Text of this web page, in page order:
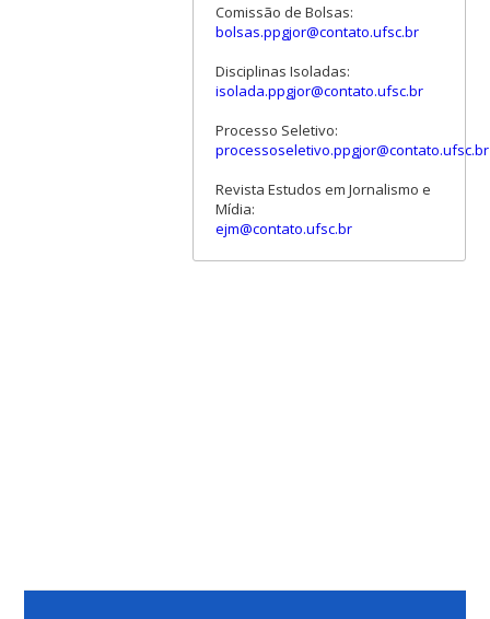
Comissão de Bolsas:
bolsas.ppgjor@contato.ufsc.br
Disciplinas Isoladas:
isolada.ppgjor@contato.ufsc.br
Processo Seletivo:
processoseletivo.ppgjor@contato.ufsc.br
Revista Estudos em Jornalismo e
Mídia:
ejm@contato.ufsc.br